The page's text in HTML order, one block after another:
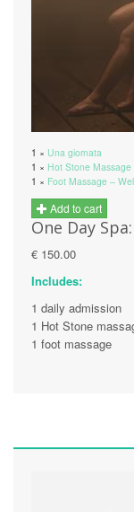
1 × Una giornata
1 × Hot Stone Massage
1 × Foot Massage –
Add to cart
One Day
€ 150.00
Includes:
1 daily admission
1 Hot Stone
1 foot massage